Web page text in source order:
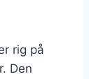
rig på
Den